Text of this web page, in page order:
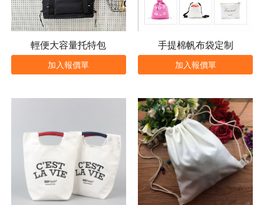
輕便大容量托特包
加入報價單
手提棉帆布袋定制
加入報價單